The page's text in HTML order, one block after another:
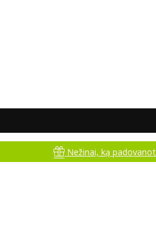
Nežinai, ką padovanoti